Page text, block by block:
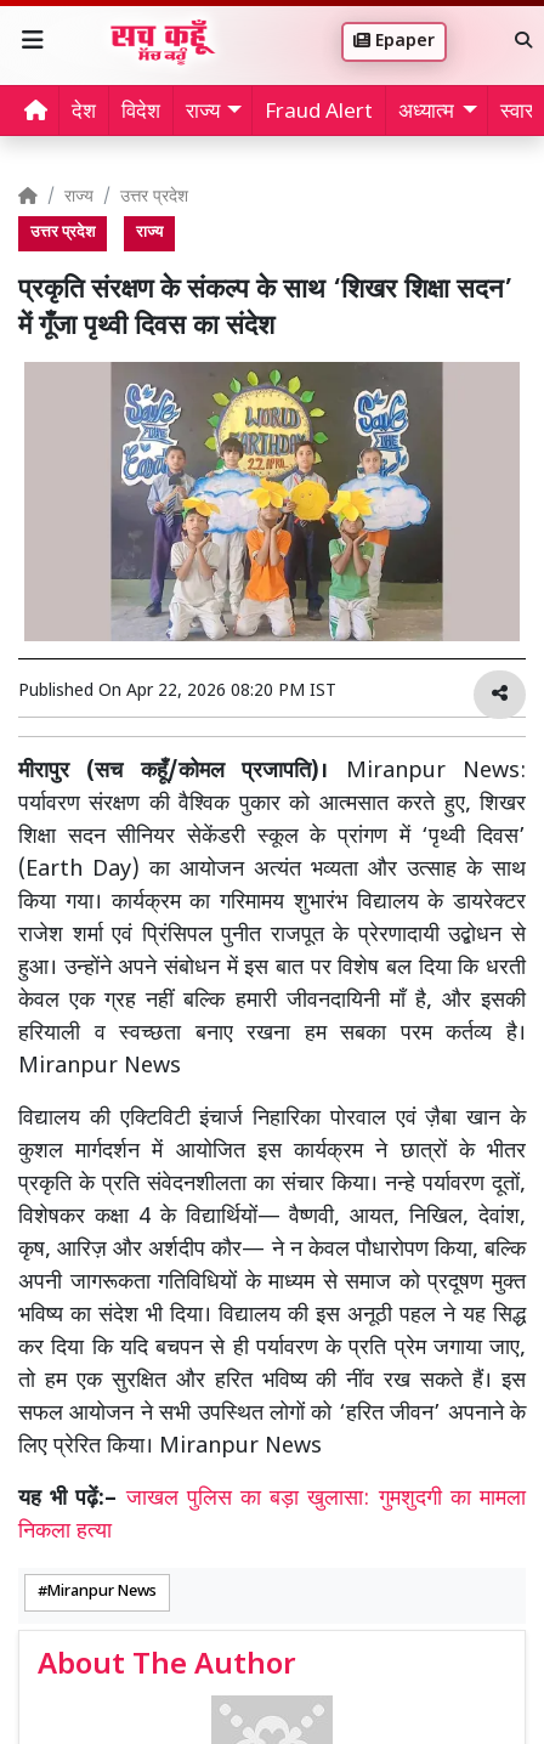
Epaper
देश विदेश राज्य Fraud Alert अध्यात्म
राज्य उत्तर प्रदेश
उत्तर प्रदेश राज्य
प्रकृति संरक्षण के संकल्प के साथ ‘शिखर शिक्षा सदन’
में गूँजा पृथ्वी दिवस का संदेश
Published On Apr 22, 2026 08:20 PM IST
मीरापुर (सच कहूँ/कोमल प्रजापति)। Miranpur News:
पर्यावरण संरक्षण की वैश्विक पुकार को आत्मसात करते हुए, शिखर
शिक्षा सदन सीनियर सेकेंडरी स्कूल के प्रांगण में ‘पृथ्वी दिवस’
(Earth Day) का आयोजन अत्यंत भव्यता और उत्साह के साथ
किया गया। कार्यक्रम का गरिमामय शुभारंभ विद्यालय के डायरेक्टर
राजेश शर्मा एवं प्रिंसिपल पुनीत राजपूत के प्रेरणादायी उद्बोधन से
हुआ। उन्होंने अपने संबोधन में इस बात पर विशेष बल दिया कि धरती
केवल एक ग्रह नहीं बल्कि हमारी जीवनदायिनी माँ है, और इसकी
हरियाली व स्वच्छता बनाए रखना हम सबका परम कर्तव्य है।
Miranpur News
​विद्यालय की एक्टिविटी इंचार्ज निहारिका पोरवाल एवं ज़ैबा खान के
कुशल मार्गदर्शन में आयोजित इस कार्यक्रम ने छात्रों के भीतर
प्रकृति के प्रति संवेदनशीलता का संचार किया। नन्हे पर्यावरण दूतों,
विशेषकर कक्षा 4 के विद्यार्थियों— वैष्णवी, आयत, निखिल, देवांश,
कृष, आरिज़ और अर्शदीप कौर— ने न केवल पौधारोपण किया, बल्कि
अपनी जागरूकता गतिविधियों के माध्यम से समाज को प्रदूषण मुक्त
भविष्य का संदेश भी दिया। विद्यालय की इस अनूठी पहल ने यह सिद्ध
कर दिया कि यदि बचपन से ही पर्यावरण के प्रति प्रेम जगाया जाए,
तो हम एक सुरक्षित और हरित भविष्य की नींव रख सकते हैं। इस
सफल आयोजन ने सभी उपस्थित लोगों को ‘हरित जीवन’ अपनाने के
लिए प्रेरित किया। Miranpur News
यह भी पढ़ें:–जाखल पुलिस का बड़ा खुलासा: गुमशुदगी का मामला
निकला हत्या
Miranpur News
About The Author